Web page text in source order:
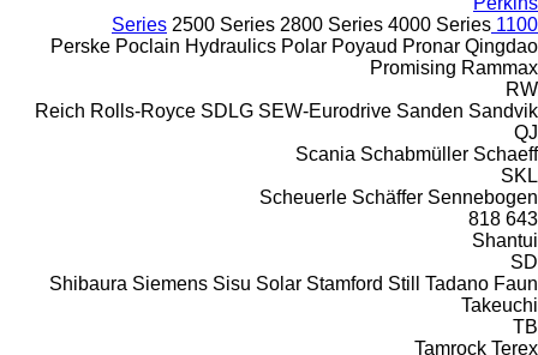
1100 Series
2500 Series 2800 Series 4000 Series
Perske Poclain Hydraulics Polar Poyaud Pronar Qingdao
Promising Rammax
RW
Reich Rolls-Royce SDLG SEW-Eurodrive Sanden Sandvik
QJ
Scania Schabmüller Schaeff
SKL
Scheuerle Schäffer Sennebogen
643
818
Shantui
SD
Shibaura Siemens Sisu Solar Stamford Still
Tadano Faun
Takeuchi
TB
Tamrock Terex